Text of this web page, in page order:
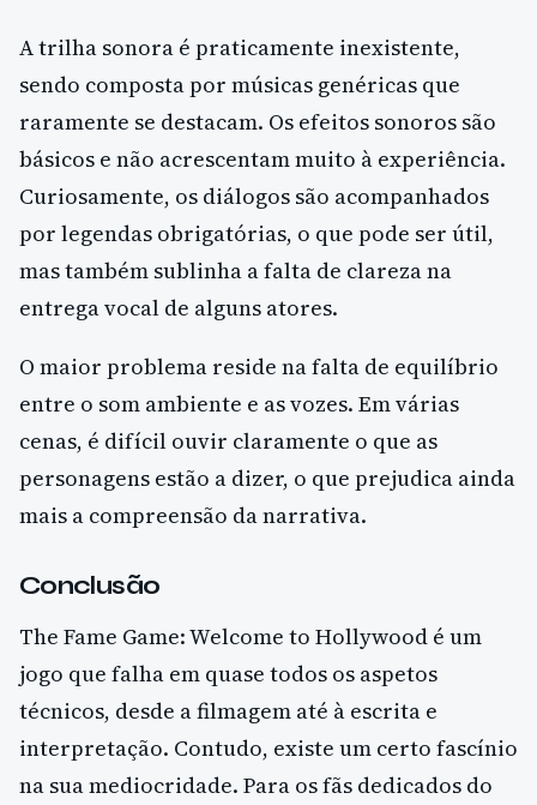
A trilha sonora é praticamente inexistente,
sendo composta por músicas genéricas que
raramente se destacam. Os efeitos sonoros são
básicos e não acrescentam muito à experiência.
Curiosamente, os diálogos são acompanhados
por legendas obrigatórias, o que pode ser útil,
mas também sublinha a falta de clareza na
entrega vocal de alguns atores.
O maior problema reside na falta de equilíbrio
entre o som ambiente e as vozes. Em várias
cenas, é difícil ouvir claramente o que as
personagens estão a dizer, o que prejudica ainda
mais a compreensão da narrativa.
Conclusão
The Fame Game: Welcome to Hollywood é um
jogo que falha em quase todos os aspetos
técnicos, desde a filmagem até à escrita e
interpretação. Contudo, existe um certo fascínio
na sua mediocridade. Para os fãs dedicados do